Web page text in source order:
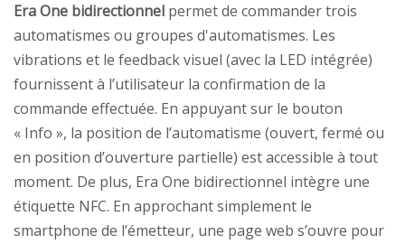
Era One bidirectionnel permet de commander trois
automatismes ou groupes d'automatismes. Les
vibrations et le feedback visuel (avec la LED intégrée)
fournissent à l’utilisateur la confirmation de la
commande effectuée. En appuyant sur le bouton
« Info », la position de l’automatisme (ouvert, fermé ou
en position d’ouverture partielle) est accessible à tout
moment. De plus, Era One bidirectionnel intègre une
étiquette NFC. En approchant simplement le
smartphone de l’émetteur, une page web s’ouvre pour